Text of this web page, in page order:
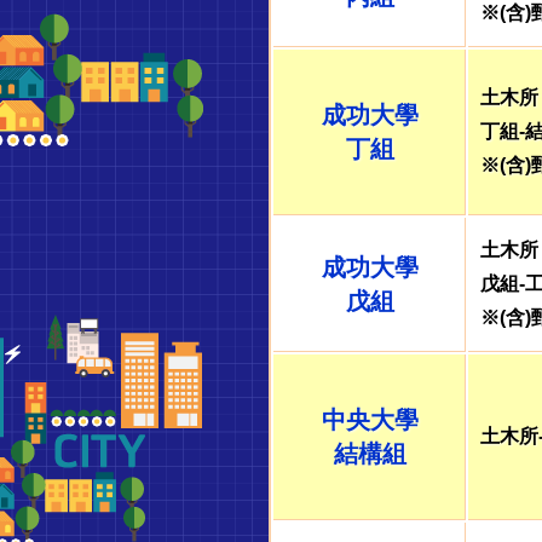
※(含)
成功大學
丁組
土木所
丁組-
※(含)
成功大學
戊組
土木所
戊組-
※(含)
中央大學
結構組
土木
南
志
雄
志
光